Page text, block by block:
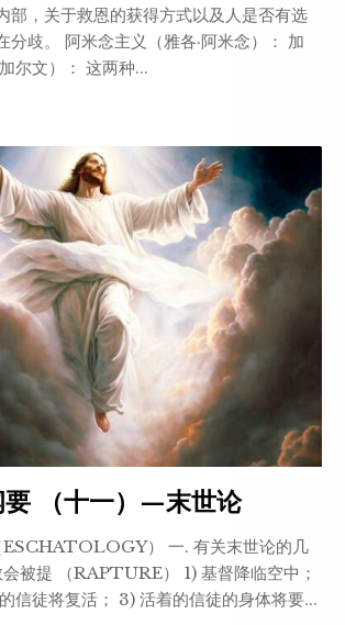
部，关于救恩的获得方式以及人是否有选
分歧。 阿米念主义（雅各·阿米念）： 加
尔文）： 这两种...
要 （十一）—末世论
ESCHATOLOGY） 一. 有关末世论的几
被提 （RAPTURE） 1) 基督降临空中；
信徒将复活； 3) 活着的信徒的身体将要...